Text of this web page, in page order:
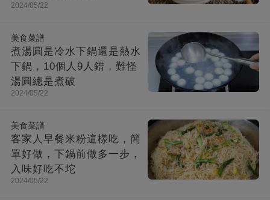
2024/05/22
美食菜譜
煮湯圓是冷水下鍋還是熱水
下鍋，10個人9人錯，難怪
湯圓總是煮破
2024/05/22
美食菜譜
客家人早餐米粉這樣吃，簡
單好做，下鍋前做多一步，
入味好吃不坨
2024/05/22